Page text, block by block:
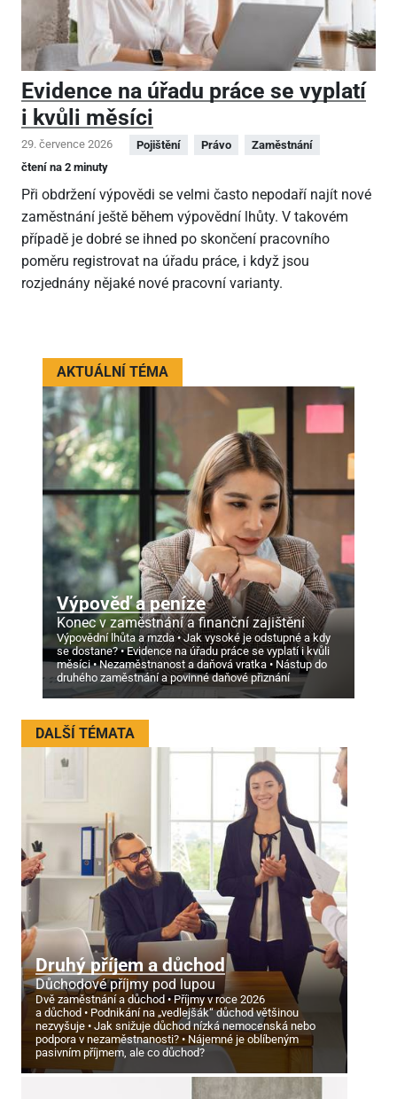
Evidence na úřadu práce se vyplatí
i kvůli měsíci
29. července 2026 Pojištění Právo
Zaměstnání
čtení na 2 minuty
Při obdržení výpovědi se velmi často nepodaří najít nové
zaměstnání ještě během výpovědní lhůty. V takovém
případě je dobré se ihned po skončení pracovního
poměru registrovat na úřadu práce, i když jsou
rozjednány nějaké nové pracovní varianty.
AKTUÁLNÍ TÉMA
Výpověď a peníze
Konec v zaměstnání a finanční zajištění
Výpovědní lhůta a mzda
Jak vysoké je odstupné a kdy
se dostane?
Evidence na úřadu práce se vyplatí i kvůli
měsíci
Nezaměstnanost a daňová vratka
Nástup do
druhého zaměstnání a povinné daňové přiznání
DALŠÍ TÉMATA
Druhý příjem a důchod
Důchodové příjmy pod lupou
Dvě zaměstnání a důchod
Příjmy v roce 2026
a důchod
Podnikání na „vedlejšák“ důchod většinou
nezvyšuje
Jak snižuje důchod nízká nemocenská nebo
podpora v nezaměstnanosti?
Nájemné je oblíbeným
pasivním příjmem, ale co důchod?